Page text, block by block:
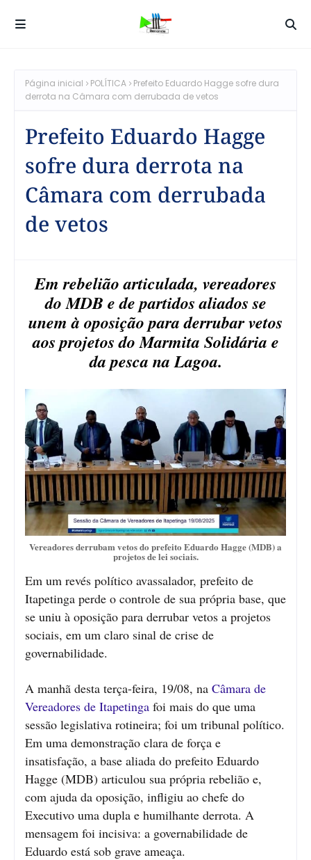
Página inicial POLÍTICA
Prefeito Eduardo Hagge sofre dura
derrota na Câmara com derrubada de vetos
Prefeito Eduardo Hagge
sofre dura derrota na
Câmara com derrubada
de vetos
Em rebelião articulada, vereadores
do MDB e de partidos aliados se
unem à oposição para derrubar vetos
aos projetos do Marmita Solidária e
da pesca na Lagoa.
Vereadores derrubam vetos do prefeito Eduardo Hagge (MDB) a
projetos de lei sociais.
Em um revés político avassalador, prefeito de
Itapetinga perde o controle de sua própria base, que
se uniu à oposição para derrubar vetos a projetos
sociais, em um claro sinal de crise de
governabilidade.
A manhã desta terça-feira, 19/08, na Câmara de
Vereadores de Itapetinga foi mais do que uma
sessão legislativa rotineira; foi um tribunal político.
Em uma demonstração clara de força e
insatisfação, a base aliada do prefeito Eduardo
Hagge (MDB) articulou sua própria rebelião e,
com ajuda da oposição, infligiu ao chefe do
Executivo uma dupla e humilhante derrota. A
mensagem foi incisiva: a governabilidade de
Eduardo está sob grave ameaça.